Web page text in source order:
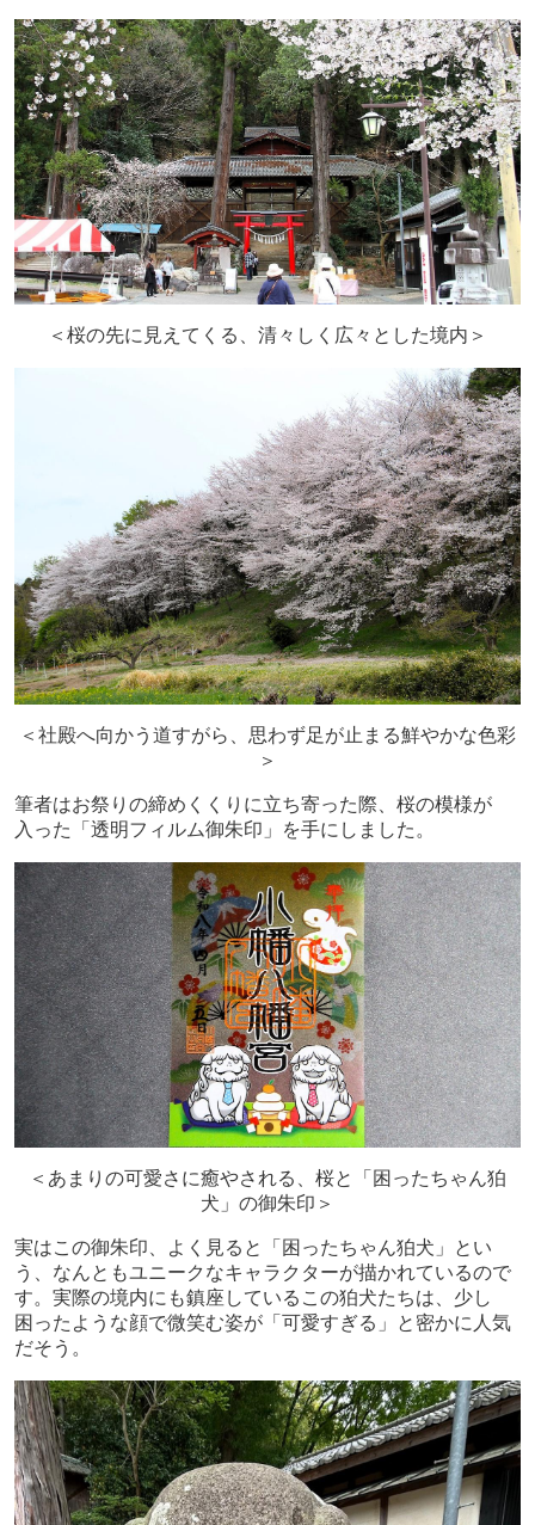
＜桜の先に見えてくる、清々しく広々とした境内＞
＜社殿へ向かう道すがら、思わず足が止まる鮮やかな色彩
＞
筆者はお祭りの締めくくりに立ち寄った際、桜の模様が
入った「透明フィルム御朱印」を手にしました。
＜あまりの可愛さに癒やされる、桜と「困ったちゃん狛
犬」の御朱印＞
実はこの御朱印、よく見ると「困ったちゃん狛犬」とい
う、なんともユニークなキャラクターが描かれているので
す。実際の境内にも鎮座しているこの狛犬たちは、少し
困ったような顔で微笑む姿が「可愛すぎる」と密かに人気
だそう。